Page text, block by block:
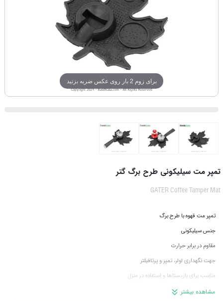
برای زوم 2 بار روی عکس ضربه بزنید
تمپر مت سیلیکونی طرح برگ گتر
GATER Coffee Tamper Mat
تمپر مت قهوه با طرح برگ
جنس سیلیکونی
مقاوم در برابر حرارت
جهت نگهداری لولر، تمپر و پرتافیلتر
مناسب برای باریستا‌ها و استفاده در منزل
برند گتر
مشاهده بیشتر